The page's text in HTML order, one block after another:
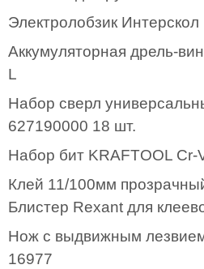
Электролобзик
Аккумуляторная дрель-
L
Набор сверл
627190000 18 шт.
Набор бит KRAFTOOL Cr-
Клей 11/100мм
Блистер Rexant для
Нож с выдвижным
16977